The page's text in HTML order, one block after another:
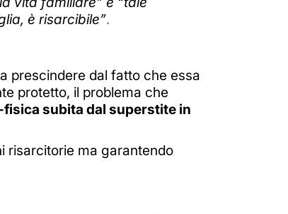
è risarcibile”.
a prescindere dal fatto che essa
protetto, il problema che
subita dal superstite in
risarcitorie ma garantendo